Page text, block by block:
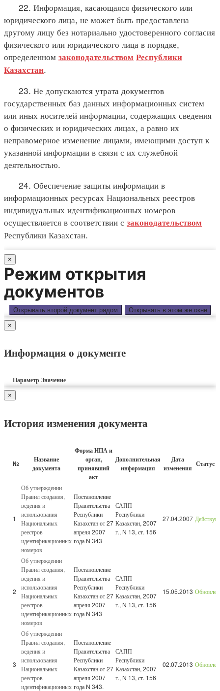
22. Информация, касающаяся физического или
юридического лица, не может быть предоставлена
другому лицу без нотариально удостоверенного согласия
физического или юридического лица в порядке,
определенном законодательством Республики
Казахстан.
23. Не допускаются утрата документов
государственных баз данных информационных систем
или иных носителей информации, содержащих сведения
о физических и юридических лицах, а равно их
неправомерное изменение лицами, имеющими доступ к
указанной информации в связи с их служебной
деятельностью.
24. Обеспечение защиты информации в
информационных ресурсах Национальных реестров
индивидуальных идентификационных номеров
осуществляется в соответствии с законодательством
Республики Казахстан.
×
Режим открытия
документов
Открывать второй документ рядом Открывать в этом же окне
×
Информация о документе
Параметр Значение
×
История изменения документа
№
Название
документа
Форма НПА и
орган,
принявший
акт
Дополнительная
информация
Дата
изменения Статус
1
Об утверждении
Правил создания,
ведения и
использования
Национальных
реестров
идентификационных
номеров
Постановление
Правительства
Республики
Казахстан от 27
апреля 2007
года N 343
САПП
Республики
Казахстан, 2007
г., N 13, ст. 156
27.04.2007
2
Об утверждении
Правил создания,
ведения и
использования
Национальных
реестров
идентификационных
номеров
Постановление
Правительства
Республики
Казахстан от 27
апреля 2007
года N 343
САПП
Республики
Казахстан, 2007
г., N 13, ст. 156
15.05.2013
3
Об утверждении
Правил создания,
ведения и
использования
Национальных
реестров
идентификационных
Постановление
Правительства
Республики
Казахстан от 27
апреля 2007
года N 343.
САПП
Республики
Казахстан, 2007
г., N 13, ст. 156
02.07.2013